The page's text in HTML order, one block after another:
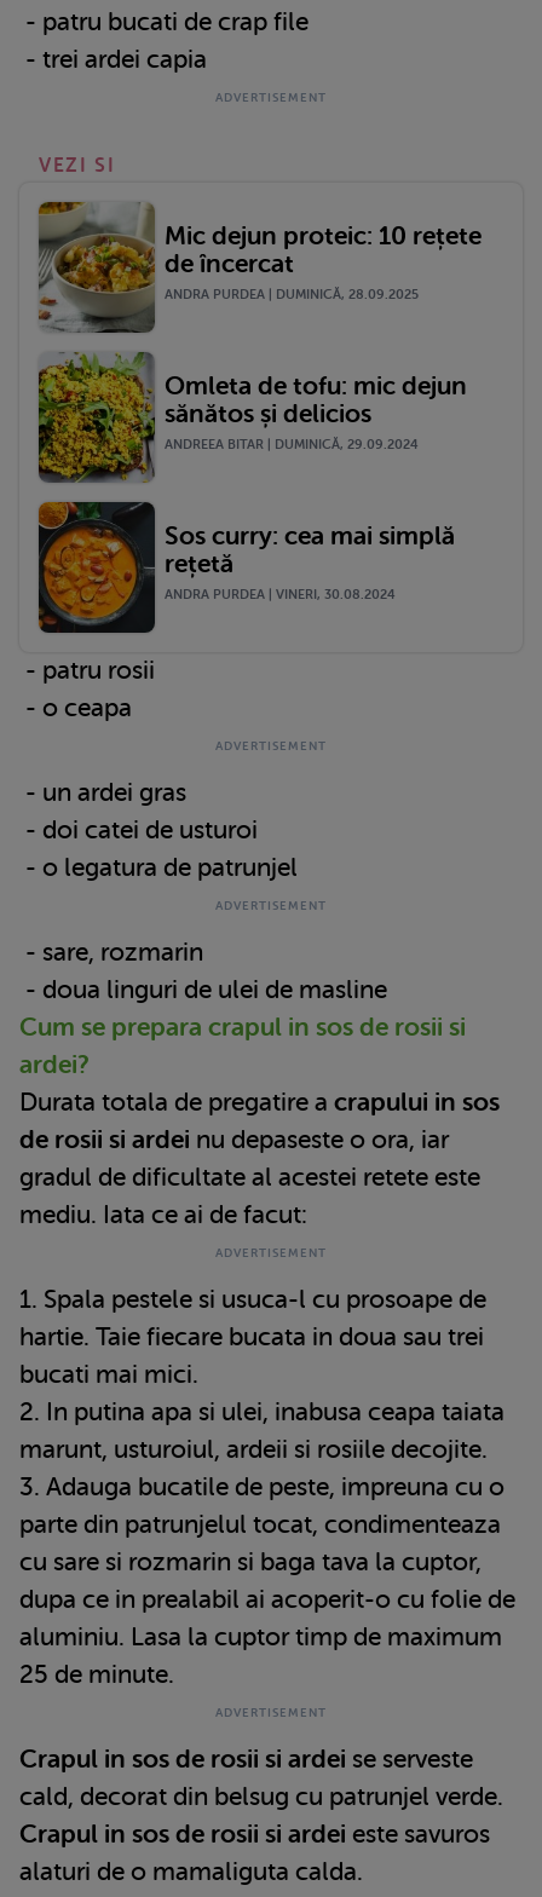
- patru bucati de crap file
- trei ardei capia
VEZI SI
Mic dejun proteic: 10 rețete
de încercat
ANDRA PURDEA | DUMINICĂ, 28.09.2025
Omleta de tofu: mic dejun
sănătos și delicios
ANDREEA BITAR | DUMINICĂ, 29.09.2024
Sos curry: cea mai simplă
rețetă
ANDRA PURDEA | VINERI, 30.08.2024
- patru rosii
- o ceapa
- un ardei gras
- doi catei de usturoi
- o legatura de patrunjel
- sare, rozmarin
- doua linguri de ulei de masline
Cum se prepara crapul in sos de rosii si
ardei?
Durata totala de pregatire a crapului in sos
de rosii si ardei nu depaseste o ora, iar
gradul de dificultate al acestei retete este
mediu. Iata ce ai de facut:
1. Spala pestele si usuca-l cu prosoape de
hartie. Taie fiecare bucata in doua sau trei
bucati mai mici.
2. In putina apa si ulei, inabusa ceapa taiata
marunt, usturoiul, ardeii si rosiile decojite.
3. Adauga bucatile de peste, impreuna cu o
parte din patrunjelul tocat, condimenteaza
cu sare si rozmarin si baga tava la cuptor,
dupa ce in prealabil ai acoperit-o cu folie de
aluminiu. Lasa la cuptor timp de maximum
25 de minute.
Crapul in sos de rosii si ardei se serveste
cald, decorat din belsug cu patrunjel verde.
Crapul in sos de rosii si ardei este savuros
alaturi de o mamaliguta calda.